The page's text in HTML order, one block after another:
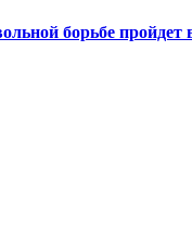
борьбе пройдет